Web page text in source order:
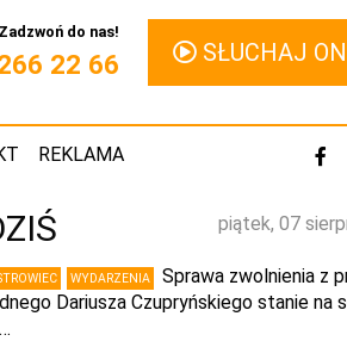
Zadzwoń do nas!
22 66 SŁUCHAJ
REKLAMA
piątek, 07
WYDARZENIA
Sprawa zwolnienia z
Dariusza Czupryńskiego stanie na